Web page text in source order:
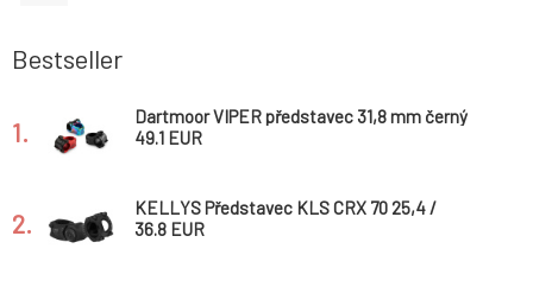
Bestseller
1.
Dartmoor VIPER představec 31,8 mm černý
(délka 31 mm)
49.1 EUR
2.
KELLYS Představec KLS CRX 70 25,4 /
130mm
36.8 EUR